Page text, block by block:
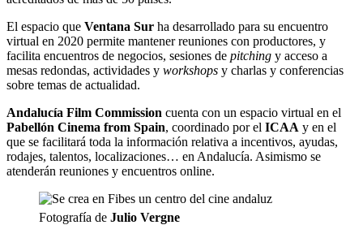
El espacio que Ventana Sur ha desarrollado para su encuentro
virtual en 2020 permite mantener reuniones con productores, y
facilita encuentros de negocios, sesiones de pitching y acceso a
mesas redondas, actividades y workshops y charlas y conferencias
sobre temas de actualidad.
Andalucía Film Commission cuenta con un espacio virtual en el
Pabellón Cinema from Spain, coordinado por el ICAA y en el
que se facilitará toda la información relativa a incentivos, ayudas,
rodajes, talentos, localizaciones… en Andalucía. Asimismo se
atenderán reuniones y encuentros online.
Fotografía de Julio Vergne